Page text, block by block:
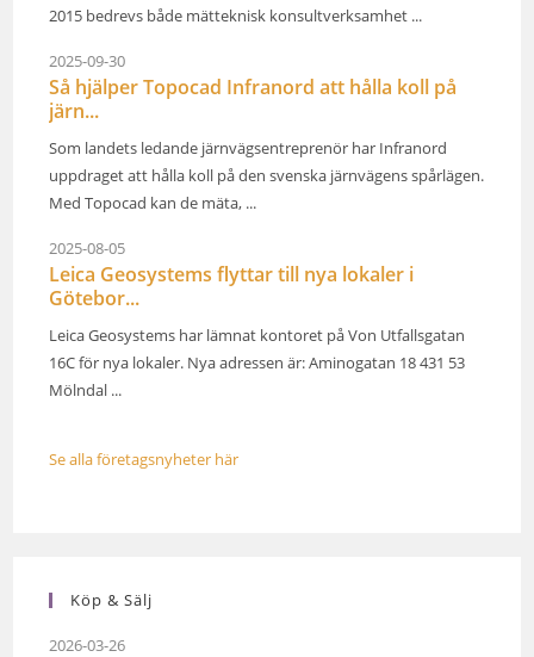
2015 bedrevs både mätteknisk konsultverksamhet ...
2025-09-30
Så hjälper Topocad Infranord att hålla koll på
järn...
Som landets ledande järnvägsentreprenör har Infranord
uppdraget att hålla koll på den svenska järnvägens spårlägen.
Med Topocad kan de mäta, ...
2025-08-05
Leica Geosystems flyttar till nya lokaler i
Götebor...
Leica Geosystems har lämnat kontoret på Von Utfallsgatan
16C för nya lokaler. Nya adressen är: Aminogatan 18 431 53
Mölndal ...
Se alla företagsnyheter här
Köp & Sälj
2026-03-26